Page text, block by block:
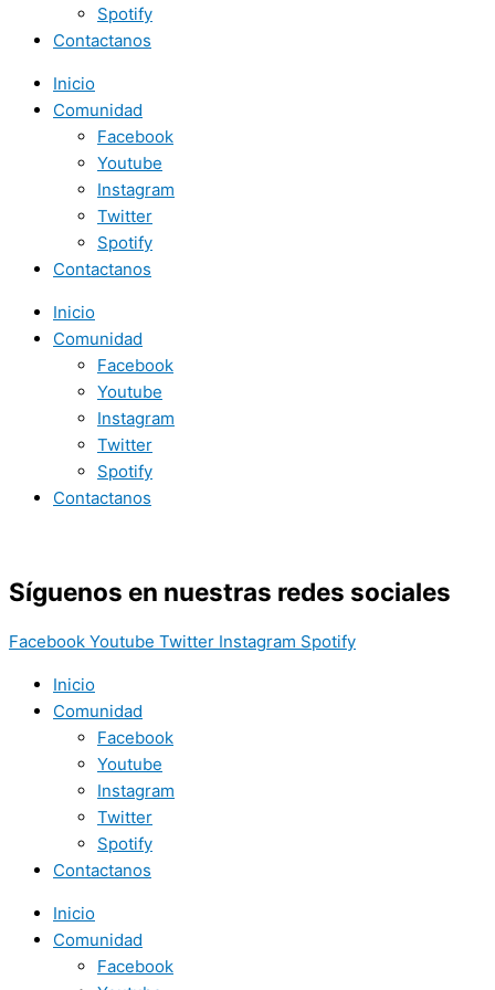
Spotify
Contactanos
Inicio
Comunidad
Facebook
Youtube
Instagram
Twitter
Spotify
Contactanos
Inicio
Comunidad
Facebook
Youtube
Instagram
Twitter
Spotify
Contactanos
Síguenos en nuestras redes sociales
Facebook Youtube Twitter Instagram Spotify
Inicio
Comunidad
Facebook
Youtube
Instagram
Twitter
Spotify
Contactanos
Inicio
Comunidad
Facebook